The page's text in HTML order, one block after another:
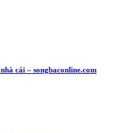
cái – songbaconline.com